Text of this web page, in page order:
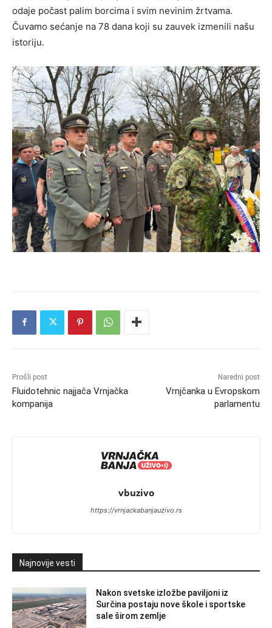
odaje počast palim borcima i svim nevinim žrtvama.
Čuvamo sećanje na 78 dana koji su zauvek izmenili našu
istoriju.
Prošli post
Fluidotehnic najjača Vrnjačka
kompanija
Naredni post
Vrnjčanka u Evropskom
parlamentu
vbuzivo
https://vrnjackabanjauzivo.rs
Najnovije vesti
Nakon svetske izložbe paviljoni iz
Surčina postaju nove škole i sportske
sale širom zemlje